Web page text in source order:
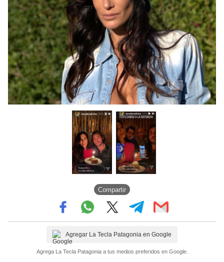
Compartir
Agregar La Tecla Patagonia en Google
Agrega La Tecla Patagonia a tus medios preferidos en Google.